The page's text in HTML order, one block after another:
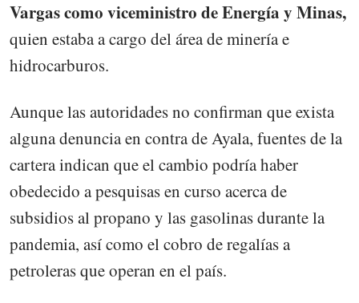
Vargas como viceministro de Energía y Minas,
quien estaba a cargo del área de minería e
hidrocarburos.
Aunque las autoridades no confirman que exista
alguna denuncia en contra de Ayala, fuentes de la
cartera indican que el cambio podría haber
obedecido a pesquisas en curso acerca de
subsidios al propano y las gasolinas durante la
pandemia, así como el cobro de regalías a
petroleras que operan en el país.